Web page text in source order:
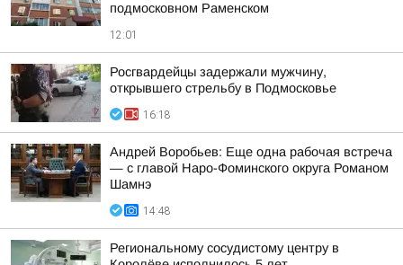
подмосковном Раменском
12:01
Росгвардейцы задержали мужчину,
открывшего стрельбу в Подмосковье
16:18
Андрей Воробьев: Еще одна рабочая встреча
— с главой Наро-Фоминского округа Романом
Шамнэ
14:48
Региональному сосудистому центру в